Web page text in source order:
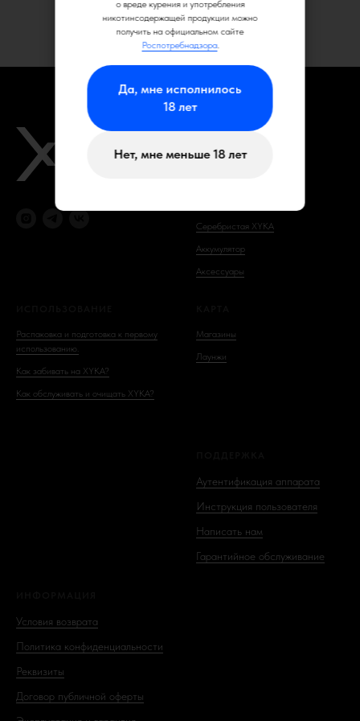
о вреде курения и употребления
никотинсодержащей продукции можно
получить на официальном сайте
Роспотребнадзора.
Да, мне исполнилось
18 лет
Нет, мне меньше 18 лет
КАТАЛОГ
Графитовая XYKA
Серебристая XYKA
Аккумулятор
Аксессуары
Распаковка и подготовка к первому
использованию.
Как забивать на XYKA?
Как обслуживать и очищать XYKA?
Магазины
Лаунжи
Аутентификация аппарата
Инструкция пользователя
Написать нам
Гарантийное обслуживание
Условия возврата
Политика конфиденциальности
Реквизиты
Договор публичной оферты